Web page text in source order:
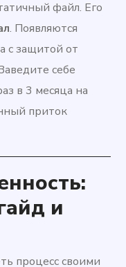
файл. Его
. Появляются
с защитой от
себе
в 3 месяца на
приток
и
процесс своими